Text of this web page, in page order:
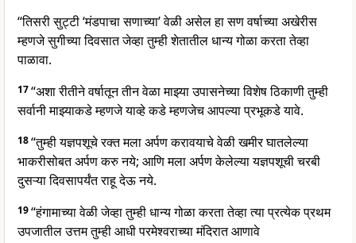
“तिसरी सुट्टी ‘मंडपाचा सणाच्या’ वेळी असेल हा सण वर्षाच्या अखेरीस
म्हणजे सुगीच्या दिवसात जेव्हा तुम्ही शेतातील धान्य गोळा करता तेव्हा
पाळावा.
17“अशा रीतीने वर्षातून तीन वेळा माझ्या उपासनेच्या विशेष ठिकाणी तुम्ही
सर्वानी माझ्याकडे म्हणजे याव्हे कडे म्हणजेच आपल्या प्रभूकडे यावे.
18“तुम्ही यज्ञपशूचे रक्त मला अर्पण करावयाचे वेळी खमीर घातलेल्या
भाकरीसोबत अर्पण करु नये; आणि मला अर्पण केलेल्या यज्ञपशूची चरबी
दुसऱ्या दिवसापर्यंत राहू देऊ नये.
19“हंगामाच्या वेळी जेव्हा तुम्ही धान्य गोळा करता तेव्हा त्या प्रत्येक प्रथम
उपजातील उत्तम तुम्ही आधी परमेश्वराच्या मंदिरात आणावे